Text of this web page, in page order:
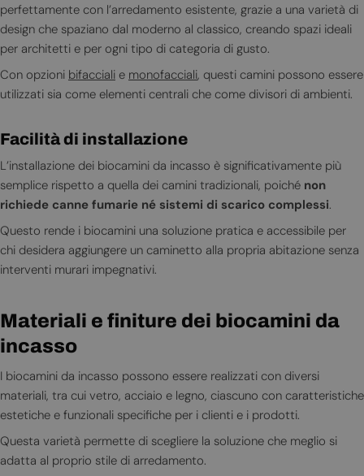
perfettamente con l’arredamento esistente, grazie a una varietà di
design che spaziano dal moderno al classico, creando spazi ideali
per architetti e per ogni tipo di categoria di gusto.
Con opzioni bifacciali e monofacciali, questi camini possono essere
utilizzati sia come elementi centrali che come divisori di ambienti.
Facilità di installazione
L’installazione dei biocamini da incasso è significativamente più
semplice rispetto a quella dei camini tradizionali, poiché non
richiede canne fumarie né sistemi di scarico complessi.
Questo rende i biocamini una soluzione pratica e accessibile per
chi desidera aggiungere un caminetto alla propria abitazione senza
interventi murari impegnativi.
Materiali e finiture dei biocamini da
incasso
I biocamini da incasso possono essere realizzati con diversi
materiali, tra cui vetro, acciaio e legno, ciascuno con caratteristiche
estetiche e funzionali specifiche per i clienti e i prodotti.
Questa varietà permette di scegliere la soluzione che meglio si
adatta al proprio stile di arredamento.